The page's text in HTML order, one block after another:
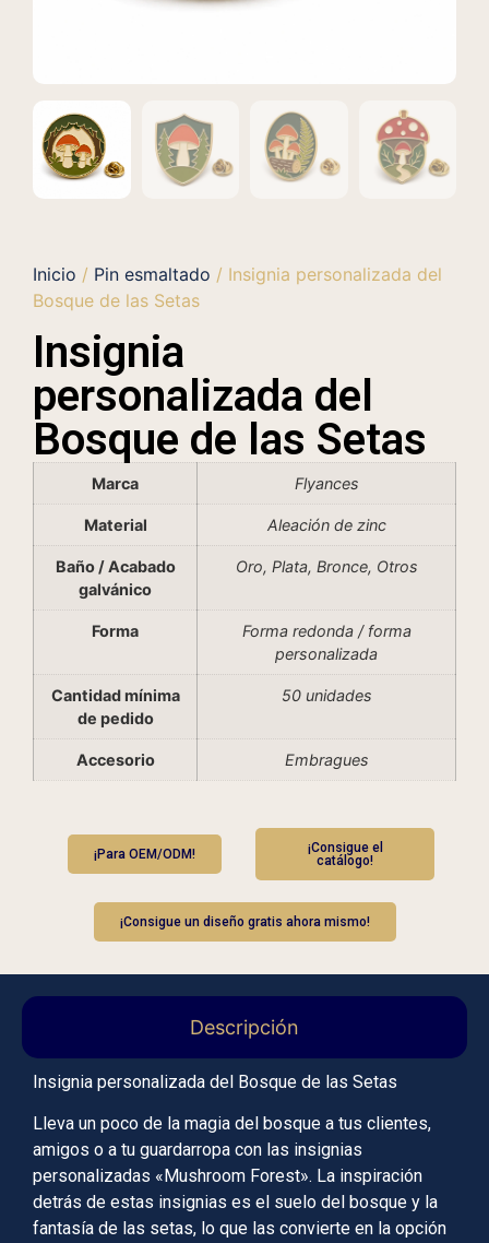
Inicio / Pin esmaltado / Insignia personalizada del
Bosque de las Setas
Insignia
personalizada del
Bosque de las Setas
Marca Flyances
Material Aleación de zinc
Baño / Acabado
galvánico
Oro, Plata, Bronce, Otros
Forma
Forma redonda / forma
personalizada
Cantidad mínima
de pedido
50 unidades
Accesorio Embragues
¡Para OEM/ODM!
¡Consigue el
catálogo!
¡Consigue un diseño gratis ahora mismo!
Descripción
Insignia personalizada del Bosque de las Setas
Lleva un poco de la magia del bosque a tus clientes,
amigos o a tu guardarropa con las insignias
personalizadas «Mushroom Forest». La inspiración
detrás de estas insignias es el suelo del bosque y la
fantasía de las setas, lo que las convierte en la opción